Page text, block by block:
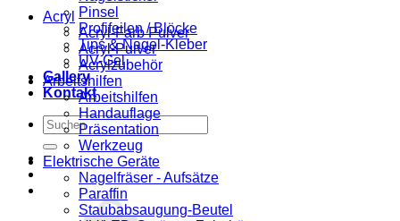
Pinsel
Profifeilen / Blöcke
Tips & Nagel-Kleber
UV-Gel
Gallery
Kontakt
Suchen
nach:
Acryl
Acryl-Farb Pulver
Acryl-Pulver
Acrylzubehör
Arbeitshilfen
Arbeitshilfen
Handauflage
Präsentation
Werkzeug
Elektrische Geräte
Nagelfräser - Aufsätze
Paraffin
Staubabsaugung-Beutel